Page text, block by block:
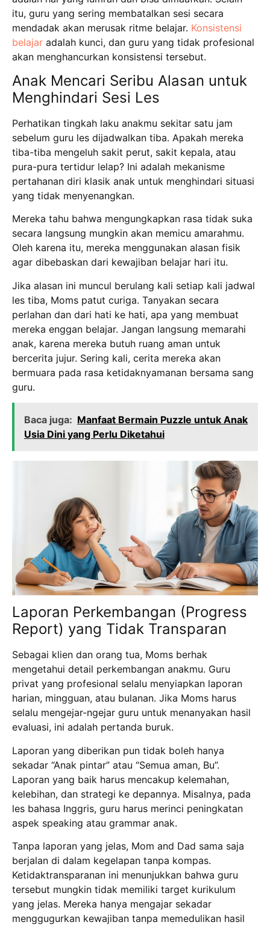
itu, guru yang sering membatalkan sesi secara
mendadak akan merusak ritme belajar. Konsistensi
belajar adalah kunci, dan guru yang tidak profesional
akan menghancurkan konsistensi tersebut.
Anak Mencari Seribu Alasan untuk
Menghindari Sesi Les
Perhatikan tingkah laku anakmu sekitar satu jam
sebelum guru les dijadwalkan tiba. Apakah mereka
tiba-tiba mengeluh sakit perut, sakit kepala, atau
pura-pura tertidur lelap? Ini adalah mekanisme
pertahanan diri klasik anak untuk menghindari situasi
yang tidak menyenangkan.
Mereka tahu bahwa mengungkapkan rasa tidak suka
secara langsung mungkin akan memicu amarahmu.
Oleh karena itu, mereka menggunakan alasan fisik
agar dibebaskan dari kewajiban belajar hari itu.
Jika alasan ini muncul berulang kali setiap kali jadwal
les tiba, Moms patut curiga. Tanyakan secara
perlahan dan dari hati ke hati, apa yang membuat
mereka enggan belajar. Jangan langsung memarahi
anak, karena mereka butuh ruang aman untuk
bercerita jujur. Sering kali, cerita mereka akan
bermuara pada rasa ketidaknyamanan bersama sang
guru.
Baca juga: Manfaat Bermain Puzzle untuk Anak
Usia Dini yang Perlu Diketahui
Laporan Perkembangan (Progress
Report) yang Tidak Transparan
Sebagai klien dan orang tua, Moms berhak
mengetahui detail perkembangan anakmu. Guru
privat yang profesional selalu menyiapkan laporan
harian, mingguan, atau bulanan. Jika Moms harus
selalu mengejar-ngejar guru untuk menanyakan hasil
evaluasi, ini adalah pertanda buruk.
Laporan yang diberikan pun tidak boleh hanya
sekadar “Anak pintar” atau “Semua aman, Bu”.
Laporan yang baik harus mencakup kelemahan,
kelebihan, dan strategi ke depannya. Misalnya, pada
les bahasa Inggris, guru harus merinci peningkatan
aspek speaking atau grammar anak.
Tanpa laporan yang jelas, Mom and Dad sama saja
berjalan di dalam kegelapan tanpa kompas.
Ketidaktransparanan ini menunjukkan bahwa guru
tersebut mungkin tidak memiliki target kurikulum
yang jelas. Mereka hanya mengajar sekadar
menggugurkan kewajiban tanpa memedulikan hasil